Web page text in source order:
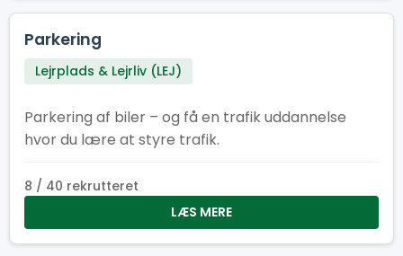
Parkering
Lejrplads & Lejrliv (LEJ)
Parkering af biler – og få en trafik uddannelse
hvor du lære at styre trafik.
8 / 40 rekrutteret
LÆS MERE